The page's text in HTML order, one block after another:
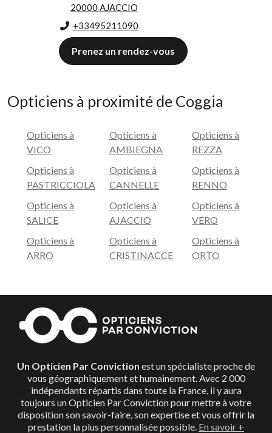
20000 AJACCIO
+33495211090
Prenez un rendez-vous
Opticiens à proximité de Coggia
Opticiens à
VICO
Opticiens à
PASTRICCIOLA
Opticiens à
SALICE
Opticiens à
ARRO
Opticiens à
AMBIEGNA
Opticiens à
CANNELLE
Opticiens à
AJACCIO
Opticiens à
CRISTINACCE
Opticiens à
REZZA
Opticiens à
RENNO
Opticiens à
VERO
Opticiens à
ORTO
Un Opticien Par Conviction est un spécialiste proche de
vous géographiquement et humainement. Avec 2 000
indépendants répartis dans toute la France, il y aura
toujours un Opticien Par Conviction pour mettre à votre
disposition son savoir-faire, son expertise et vous offrir la
prestation la plus personnalisée possible. En savoir +